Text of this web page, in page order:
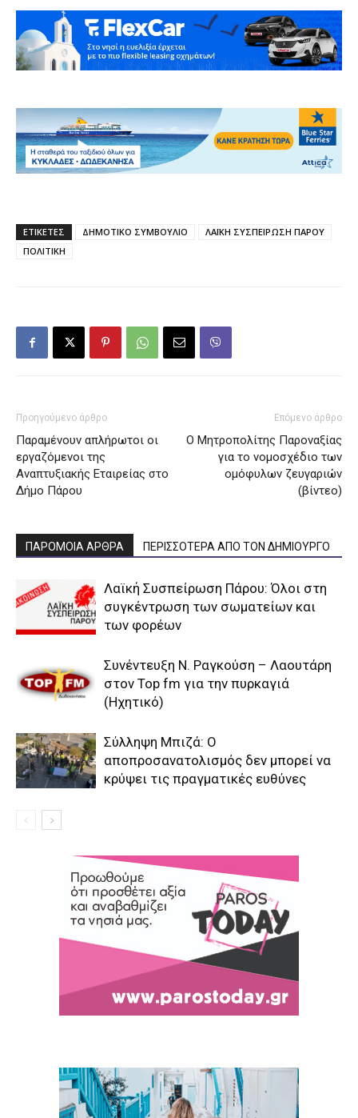
ΕΤΙΚΕΤΕΣ ΔΗΜΟΤΙΚΟ ΣΥΜΒΟΥΛΙΟ
ΛΑΪΚΗ ΣΥΣΠΕΙΡΩΣΗ ΠΑΡΟΥ
ΠΟΛΙΤΙΚΗ
Προηγούμενο άρθρο
Παραμένουν απλήρωτοι οι
εργαζόμενοι της
Αναπτυξιακής Εταιρείας στο
Δήμο Πάρου
Επόμενο άρθρο
Ο Μητροπολίτης Παροναξίας
για το νομοσχέδιο των
ομόφυλων ζευγαριών
(βίντεο)
ΠΑΡΟΜΟΙΑ ΑΡΘΡΑ ΠΕΡΙΣΣΟΤΕΡΑ ΑΠΟ ΤΟΝ ΔΗΜΙΟΥΡΓΟ
Λαϊκή Συσπείρωση Πάρου: Όλοι στη
συγκέντρωση των σωματείων και
των φορέων
Συνέντευξη Ν. Ραγκούση – Λαουτάρη
στον Top fm για την πυρκαγιά
(Ηχητικό)
Σύλληψη Μπιζά: Ο
αποπροσανατολισμός δεν μπορεί να
κρύψει τις πραγματικές ευθύνες